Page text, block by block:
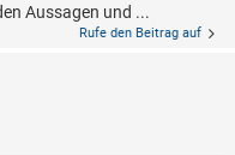
Aussagen und ...
Rufe den Beitrag auf